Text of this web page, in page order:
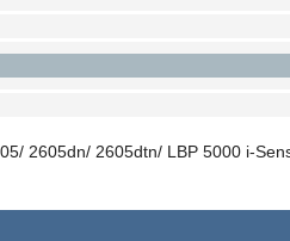
2605dn/ 2605dtn/ LBP 5000 i-